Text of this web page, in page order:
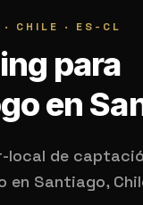
· CHILE · ES-CL
para
en
local de
en Santiago,